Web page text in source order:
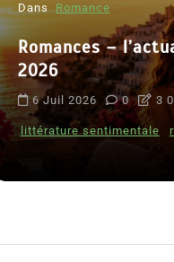
Dans Romance
Romances –
2026
6 Juil 2026 0 3
littérature sentimentale